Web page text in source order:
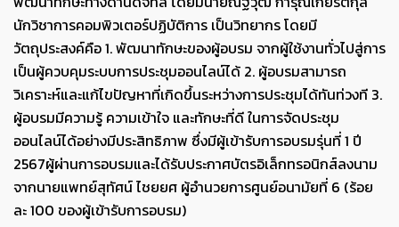
นักวิชาการคอมพิวเตอร์ปฏิบัติการ เป็นวิทยากร โดยมี
วัตถุประสงค์คือ 1. พัฒนาทักษะของผู้อบรม จากผู้ใช้งานทั่วไปสู่การ
เป็นผู้ควบคุมระบบการประชุมออนไลน์ได้ 2. ผู้อบรมสามารถ
วิเคราะห์และแก้ไขปัญหาที่เกิดขึ้นระหว่างการประชุมได้ทันท่วงที 3.
ผู้อบรมมีความรู้ ความเข้าใจ และทักษะที่ดี ในการจัดประชุม
ออนไลน์ได้อย่างมีประสิทธิภาพ ซึ่งมีผู้เข้ารับการอบรมรุ่นที่ 1 ปี
2567ผู้ผ่านการอบรมและได้รับประกาศบัตรอิเล็กทรอนิกส์ลงนาม
จากนายแพทย์สุทัศน์ ไชยยศ ผู้อำนวยการศูนย์อนามัยที่ 6 (ร้อย
ละ 100 ของผู้เข้ารับการอบรม)